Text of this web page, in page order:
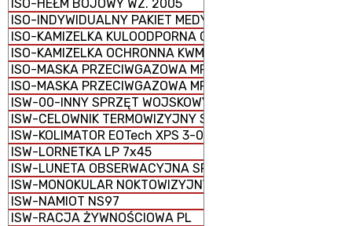
ISO-HEŁM BOJOWY WZ. 2005
ISO-INDYWIDUALNY PAKIET MEDYCZNY IPMED 45 WP
ISO-KAMIZELKA KULOODPORNA GRYF PLATE CARRIER
ISO-KAMIZELKA OCHRONNA KWM-02
ISO-MASKA PRZECIWGAZOWA MP-5
ISO-MASKA PRZECIWGAZOWA MP-6
ISW-00-INNY SPRZĘT WOJSKOWY
ISW-CELOWNIK TERMOWIZYJNY SCT-RUBIN
ISW-KOLIMATOR EOTech XPS 3-0
ISW-LORNETKA LP 7x45
ISW-LUNETA OBSERWACYJNA SPOTTER 60
ISW-MONOKULAR NOKTOWIZYJNY MU-3M KOLIBER
ISW-NAMIOT NS97
ISW-RACJA ŻYWNOŚCIOWA PL